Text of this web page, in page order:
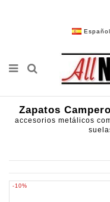
Español
Zapatos
accesorios metálicos
-10%